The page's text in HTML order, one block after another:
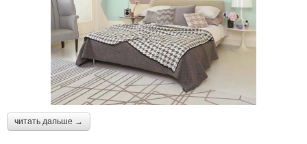
читать дальше →